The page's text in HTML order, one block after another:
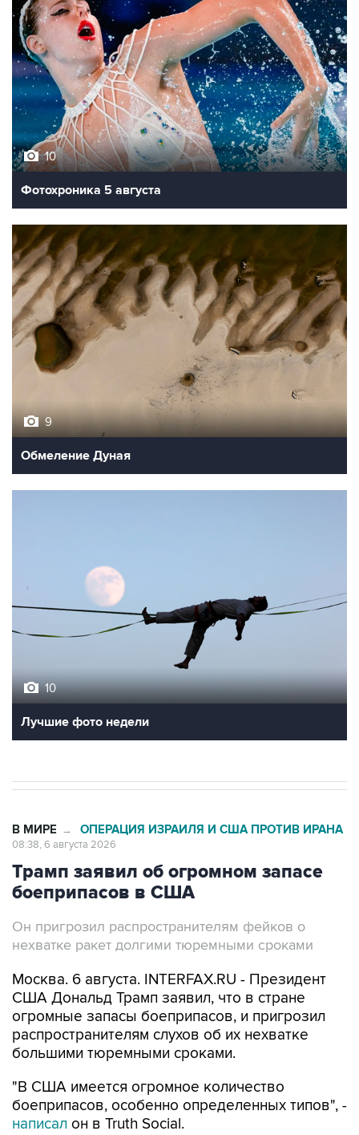
10
Фотохроника 5 августа
9
Обмеление Дуная
10
Лучшие фото недели
В МИРЕ → ОПЕРАЦИЯ ИЗРАИЛЯ И США ПРОТИВ ИРАНА
08:38, 6 августа 2026
Трамп заявил об огромном запасе
боеприпасов в США
Он пригрозил распространителям фейков о
нехватке ракет долгими тюремными сроками
Москва. 6 августа. INTERFAX.RU - Президент
США Дональд Трамп заявил, что в стране
огромные запасы боеприпасов, и пригрозил
распространителям слухов об их нехватке
большими тюремными сроками.
"В США имеется огромное количество
боеприпасов, особенно определенных типов", -
написал он в Truth Social.